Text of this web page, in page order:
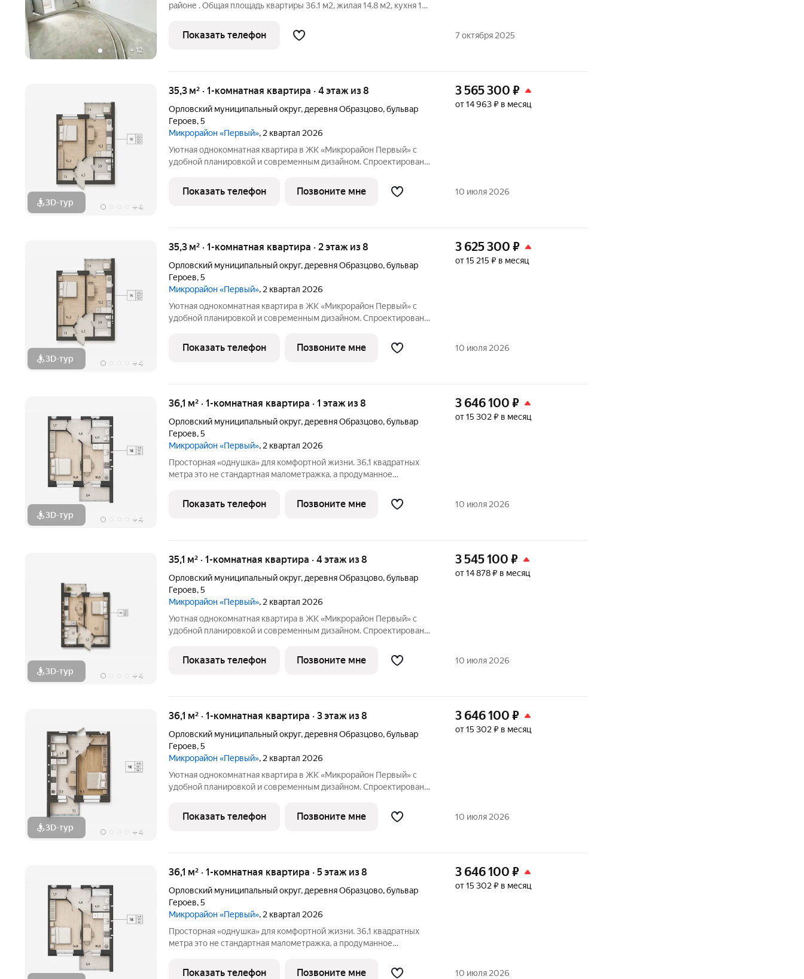
+ 12
районе . Общая площадь квартиры 36.1 м2, жилая 14.8 м2, кухня 10
прекрасный вид из окна . Год постройки дома 2024. В квартире
Показать телефон 7 октября 2025
3D-тур + 4
35,3 м² · 1-комнатная квартира · 4 этаж из 8
Орловский муниципальный округ, деревня Образцово,бульвар
Героев,5
Микрорайон «Первый», 2 квартал 2026
Уютная однокомнатная квартира в ЖК «Микрорайон Первый» с
удобной планировкой и современным дизайном. Спроектирована
комфорту. Новый формат современных кирпичных домов в
экологически чистом районе
3 565 300 ₽
от 14 963 ₽ в месяц
Показать телефон Позвоните мне 10 июля 2026
3D-тур + 4
35,3 м² · 1-комнатная квартира · 2 этаж из 8
Орловский муниципальный округ, деревня Образцово,бульвар
Героев,5
Микрорайон «Первый», 2 квартал 2026
Уютная однокомнатная квартира в ЖК «Микрорайон Первый» с
удобной планировкой и современным дизайном. Спроектирована
комфорту. Новый формат современных кирпичных домов в
экологически чистом районе
3 625 300 ₽
от 15 215 ₽ в месяц
Показать телефон Позвоните мне 10 июля 2026
3D-тур + 4
36,1 м² · 1-комнатная квартира · 1 этаж из 8
Орловский муниципальный округ, деревня Образцово,бульвар
Героев,5
Микрорайон «Первый», 2 квартал 2026
Просторная «однушка» для комфортной жизни. 36,1 квадратных
метра это не стандартная малометражка, а продуманное
Удачная геометрия позволяет легко зонировать комнату, а
изолированная кухня
3 646 100 ₽
от 15 302 ₽ в месяц
Показать телефон Позвоните мне 10 июля 2026
3D-тур + 4
35,1 м² · 1-комнатная квартира · 4 этаж из 8
Орловский муниципальный округ, деревня Образцово,бульвар
Героев,5
Микрорайон «Первый», 2 квартал 2026
Уютная однокомнатная квартира в ЖК «Микрорайон Первый» с
удобной планировкой и современным дизайном. Спроектирована
комфорту. Новый формат современных кирпичных домов в
экологически чистом районе
3 545 100 ₽
от 14 878 ₽ в месяц
Показать телефон Позвоните мне 10 июля 2026
3D-тур + 4
36,1 м² · 1-комнатная квартира · 3 этаж из 8
Орловский муниципальный округ, деревня Образцово,бульвар
Героев,5
Микрорайон «Первый», 2 квартал 2026
Уютная однокомнатная квартира в ЖК «Микрорайон Первый» с
удобной планировкой и современным дизайном. Спроектирована
комфорту. Новый формат современных кирпичных домов в
экологически чистом районе
3 646 100 ₽
от 15 302 ₽ в месяц
Показать телефон Позвоните мне 10 июля 2026
36,1 м² · 1-комнатная квартира · 5 этаж из 8
Орловский муниципальный округ, деревня Образцово,бульвар
Героев,5
Микрорайон «Первый», 2 квартал 2026
Просторная «однушка» для комфортной жизни. 36,1 квадратных
метра это не стандартная малометражка, а продуманное
Удачная геометрия позволяет легко зонировать комнату, а
3 646 100 ₽
от 15 302 ₽ в месяц
Показать телефон Позвоните мне 10 июля 2026